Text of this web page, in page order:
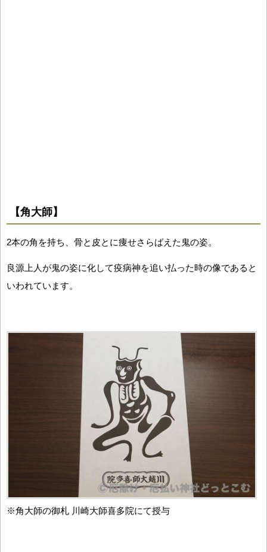
【角大師】
2本の角を持ち、骨と皮とに痩せさらばえた鬼の姿。
良源上人が鬼の姿に化して疫病神を追い払った時の像であると
いわれています。
※角大師の御札 川崎大師喜多院にて授与